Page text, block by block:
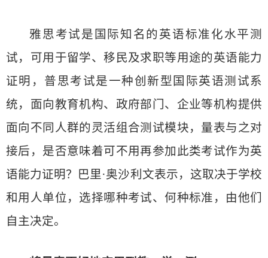
雅思考试是国际知名的英语标准化水平测
试，可用于留学、移民及求职等用途的英语能力
证明，普思考试是一种创新型国际英语测试系
统，面向教育机构、政府部门、企业等机构提供
面向不同人群的灵活组合测试模块，量表与之对
接后，是否意味着可不用再参加此类考试作为英
语能力证明？巴里·奥沙利文表示，这取决于学校
和用人单位，选择哪种考试、何种标准，由他们
自主决定。